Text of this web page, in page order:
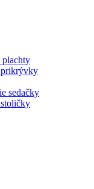
plachty
prikrývky
sedačky